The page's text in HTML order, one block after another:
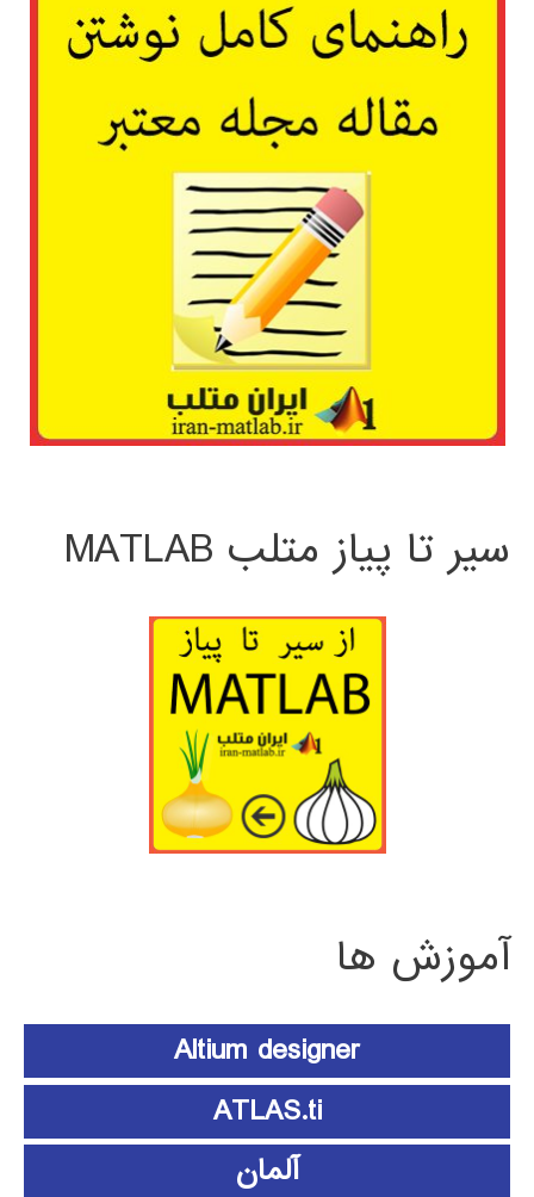
سیر تا پیاز متلب MATLAB
آموزش ها
Altium designer
ATLAS.ti
آلمان